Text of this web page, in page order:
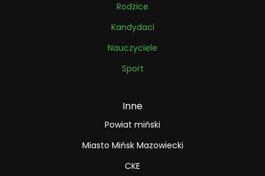
Rodzice
Kandydaci
Nauczyciele
Sport
Inne
Powiat miński
Miasto Mińsk Mazowiecki
CKE